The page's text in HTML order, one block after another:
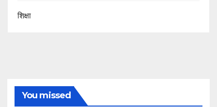
शिक्षा
You missed